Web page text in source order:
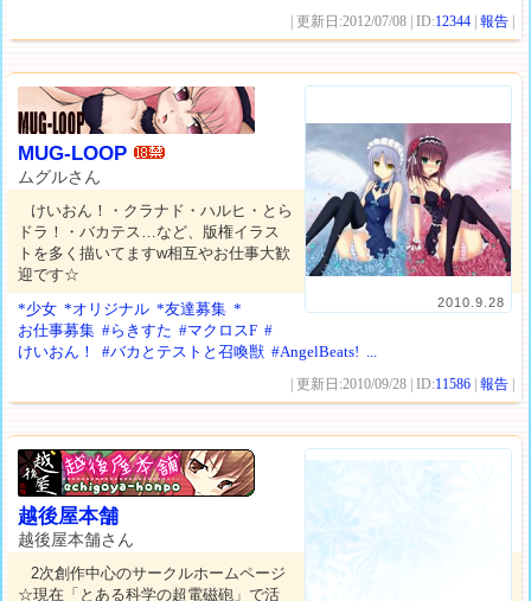
| 更新日:2012/07/08 | ID:12344 |報告
2010.9.28
MUG-LOOP
ムグルさん
けいおん！・クラナド・ハルヒ・とら
ドラ！・バカテス…など、版権イラス
トを多く描いてますw相互やお仕事大歓
迎です☆
*少女 *オリジナル *友達募集 *
お仕事募集 #らきすた #マクロスF #
けいおん！
#バカとテストと召喚獣 #AngelBeats! ...
| 更新日:2010/09/28 | ID:11586 |報告
越後屋本舗
越後屋本舗さん
2次創作中心のサークルホームページ
☆現在「とある科学の超電磁砲」で活